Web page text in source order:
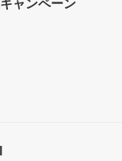
キャンペーン